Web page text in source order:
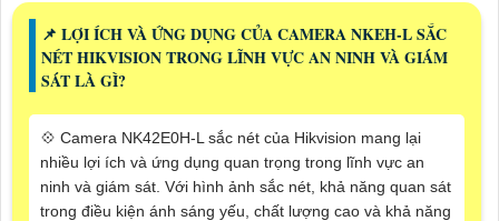
📌 LỢI ÍCH VÀ ỨNG DỤNG CỦA CAMERA NKEH-L SẮC
NÉT HIKVISION TRONG LĨNH VỰC AN NINH VÀ GIÁM
SÁT LÀ GÌ?
💠 Camera NK42E0H-L sắc nét của Hikvision mang lại
nhiều lợi ích và ứng dụng quan trọng trong lĩnh vực an
ninh và giám sát. Với hình ảnh sắc nét, khả năng quan sát
trong điều kiện ánh sáng yếu, chất lượng cao và khả năng